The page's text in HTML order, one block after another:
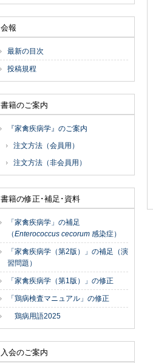
会報
最新の目次
投稿規程
書籍のご案内
『家禽疾病学』のご案内
注文方法（会員用）
注文方法（非会員用）
書籍の修正･補足･資料
「家禽疾病学」の補足
（Enterococcus cecorum 感染症）
「家禽疾病学（第2版）」の補足（演
習問題）
「家禽疾病学（第1版）」の修正
「鶏病検査マニュアル」の修正
鶏病用語2025
入会のご案内